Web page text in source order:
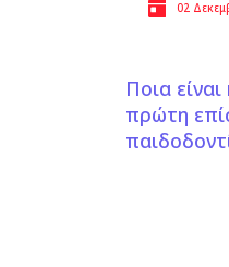
02
Ποια
πρώτη